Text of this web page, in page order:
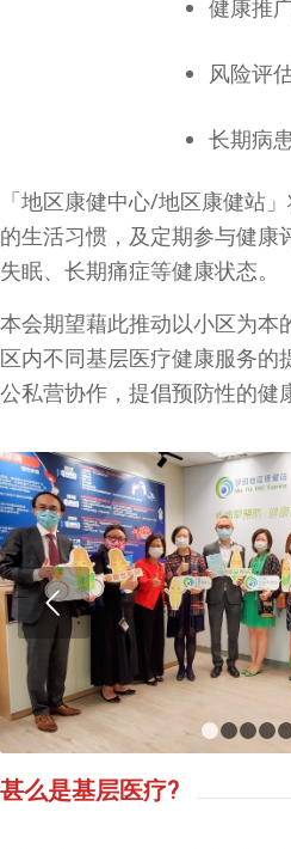
健康推
风险评
长期病
「地区康健中心/地区康健站
的生活习惯，及定期参与健康
失眠、长期痛症等健康状态。
本会期望藉此推动以小区为本
区内不同基层医疗健康服务的
公私营协作，提倡预防性的健
下一
甚么是基层医疗?